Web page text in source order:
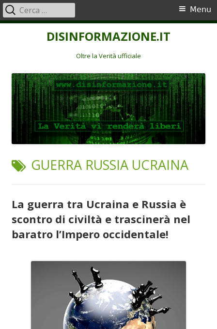
DISINFORMAZIONE.IT
Oltre la Verità ufficiale
Menu
principale
Menu
Ricerca
per:
TAG:
GUERRA RUSSIA UCRAINA
La guerra tra Ucraina e Russia è
scontro di civiltà e trascinerà nel
baratro l’Impero occidentale!